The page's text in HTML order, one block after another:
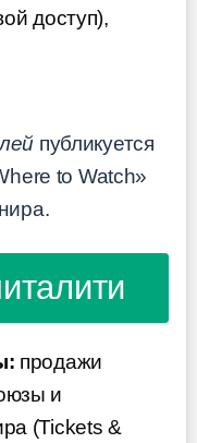
доступ),
публикуется
to Watch»
продажи
и
(Tickets &